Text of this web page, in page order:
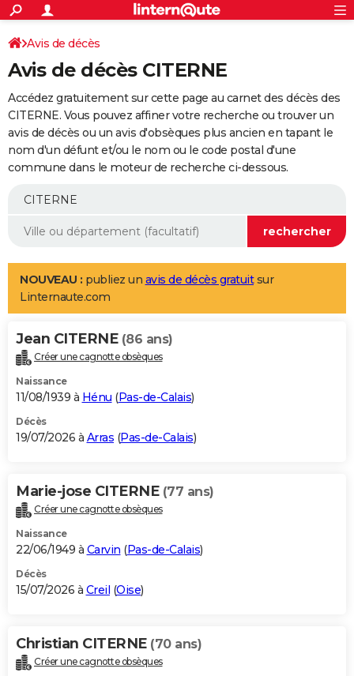
ACTUALITÉS
Politique
Société
Faits Divers
Education
Monde
Villes
+
SPORT
Coupe du monde 2026
Football
Tennis
Cyclisme
Rugby
Forum
Programme TV
TNT
Streaming
Cinéma
Sorties cinéma
Musique
+
FINANCE
Retraite
Epargne
Immobilier
Risques naturels par ville
Banque
Assurance
AUTO
Essais
Réserver un essai
Citadines
Berlines
SUV
Forum auto
+
Mobiles
Meilleur smartphone
Internet
Ordinateurs
Jeux vidéo
Guide high-tech
Aménagement intérieur
LIFESTYLE
Art de vivre
Bien-être
Loisirs
Mode
Modes de vie
Alimentation
Guide de la santé
Maladies
Médicaments
Sommeil
VOYAGE
Destinations
City break
Voyage nature
Voyage de noces
Forum
Climat
+PHOTO
GUIDES D'ACHAT
BONS PLANS
Carte de Noël
Carte Bonne année
Carte Saint-Valentin
Carte Pâques
Carte d'anniversaire
DICTIONNAIRE
Dictionnaire
Biographies
Citations
Expressions
Proverbes
PROGRAMME TV
S'inscrire
Se connecter
Lycées
Collèges
Primaires
Universités
Entreprises
Service militaire
Avis de recherche
AVIS DE DÉCÈS
Bricolage
Lifestyle
Culture
Sport
Auto
Television
Voyage
Cinema
Avis de décès
Avis de décès CITERNE
Accédez gratuitement sur cette page au carnet des décès des
CITERNE. Vous pouvez affiner votre recherche ou trouver un
avis de décès ou un avis d'obsèques plus ancien en tapant le
nom d'un défunt et/ou le nom ou le code postal d'une
commune dans le moteur de recherche ci-dessous.
NOUVEAU : publiez un avis de décès gratuitsur
Linternaute.com
Jean CITERNE (86 ans)
Créer une cagnotte obsèques
Naissance
11/08/1939 à Hénu (Pas-de-Calais)
Décès
19/07/2026 à Arras (Pas-de-Calais)
Marie-jose CITERNE (77 ans)
Créer une cagnotte obsèques
Naissance
22/06/1949 à Carvin (Pas-de-Calais)
Décès
15/07/2026 à Creil (Oise)
Christian CITERNE (70 ans)
Créer une cagnotte obsèques